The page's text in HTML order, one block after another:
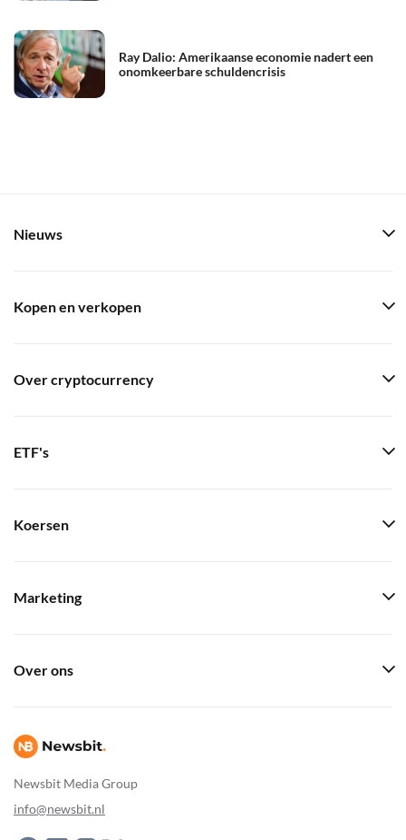
Ray Dalio: Amerikaanse economie nadert een
onomkeerbare schuldencrisis
Newsbit Media Group
info@newsbit.nl
Nieuws
Kopen en verkopen
Over cryptocurrency
ETF's
Koersen
Marketing
Over ons